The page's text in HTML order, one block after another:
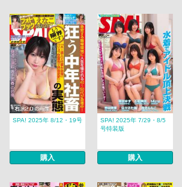
SPA! 2025年 8/12・19号
購入
SPA! 2025年 7/29・8/5
号特装版
購入